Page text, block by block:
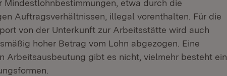
etwa durch die
Auftragsverhältnissen, illegal vorenthalten. Für die
von der Unterkunft zur Arbeitsstätte wird auch
hoher Betrag vom Lohn abgezogen. Eine
Arbeitsausbeutung gibt es nicht, vielmehr besteht ein